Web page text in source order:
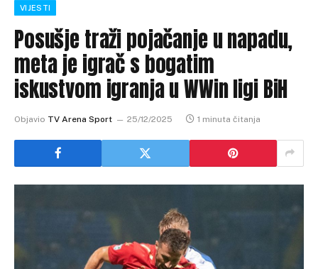
VIJESTI
Posušje traži pojačanje u napadu,
meta je igrač s bogatim
iskustvom igranja u WWin ligi BiH
Objavio TV Arena Sport 25/12/2025 1 minuta čitanja